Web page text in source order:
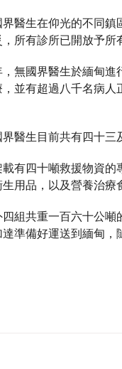
醫生在仰光的不同鎮
，所有診所已開放予所
無國界醫生於緬甸
並有超過八千名病人
醫生目前共有四十三
有四十噸救援物資的
用品，以及營養治療
四組共重一百六十公
準備好運送到緬甸，